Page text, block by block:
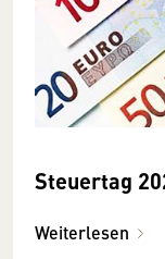
Steuertag
Weiterlesen